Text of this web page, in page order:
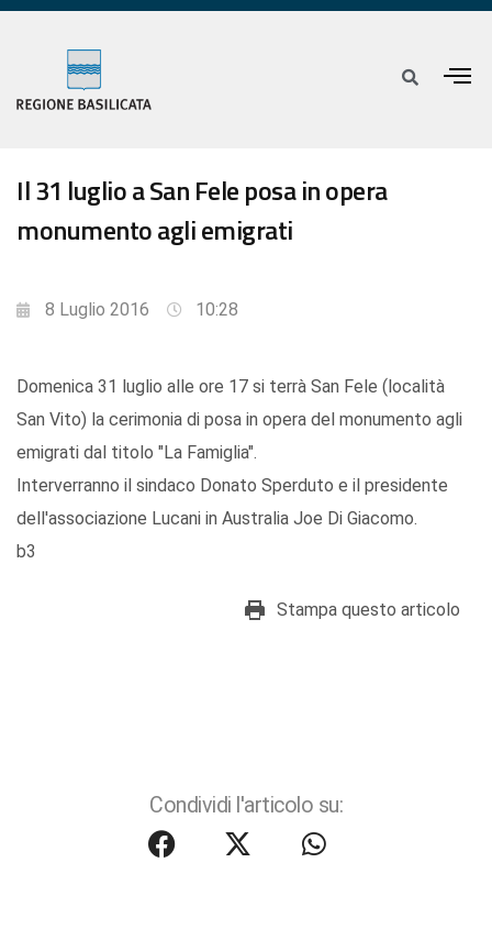
Il 31 luglio a San Fele posa in opera
monumento agli emigrati
8 Luglio 2016 10:28
Domenica 31 luglio alle ore 17 si terrà San Fele (località
San Vito) la cerimonia di posa in opera del monumento agli
emigrati dal titolo "La Famiglia".
Interverranno il sindaco Donato Sperduto e il presidente
dell'associazione Lucani in Australia Joe Di Giacomo.
b3
Stampa questo articolo
Condividi l'articolo su: